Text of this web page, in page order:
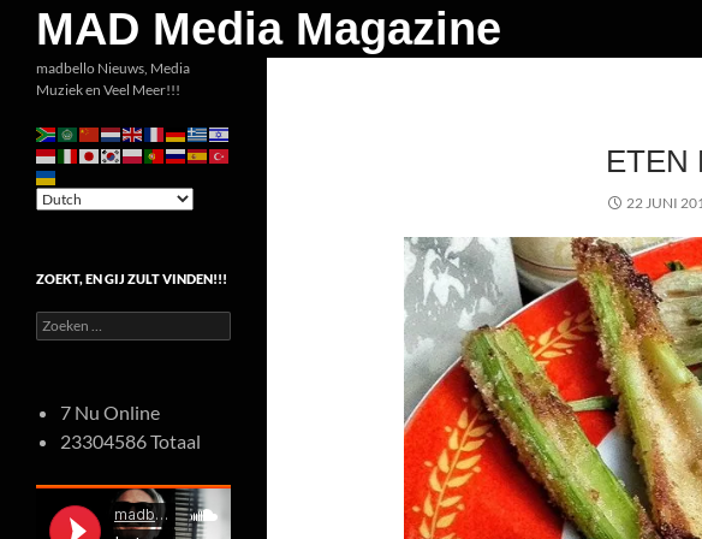
inhoud
MAD Media Magazine
Zoeken
ETEN
22 JUNI
madbello Nieuws, Media
Muziek en Veel Meer!!!
ZOEKT, EN GIJ ZULT VINDEN!!!
Zoeken
naar:
7 Nu Online
23304586 Totaal